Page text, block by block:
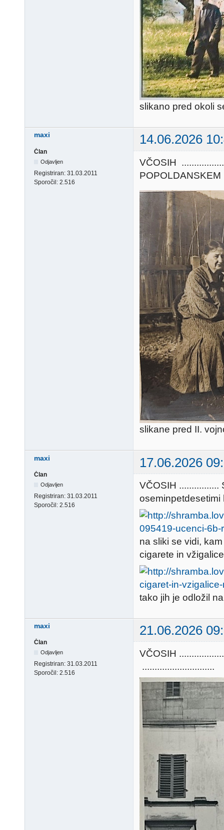
slikano pred okoli
maxi 14.06.2026
Član
Odjavljen
Registriran: 31.03.2011
Sporočil: 2.516
VČOSIH
slikane pred II.
maxi 17.06.2026
Član
Odjavljen
Registriran: 31.03.2011
Sporočil: 2.516
VČOSIH
oseminpetdesetimi
na sliki se vidi,
cigarete in
tako jih je odložil
maxi 21.06.2026
Član
Odjavljen
Registriran: 31.03.2011
Sporočil: 2.516
VČOSIH
.............................